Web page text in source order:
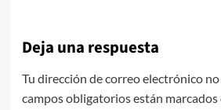
Deja una respuesta
Tu dirección de correo electrónico no
campos obligatorios están marcados